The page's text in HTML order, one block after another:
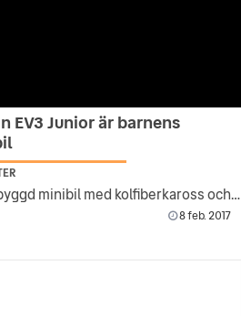
EV3 Junior är barnens
Handbyggd minibil med kolfiberkaross och handsydd läderklädsel.
8 feb. 2017